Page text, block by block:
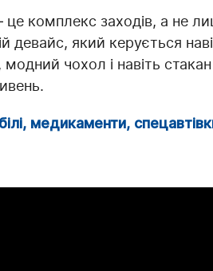
комплекс заходів, а не
девайс, який керується
чохол і навіть стакан
медикаменти,